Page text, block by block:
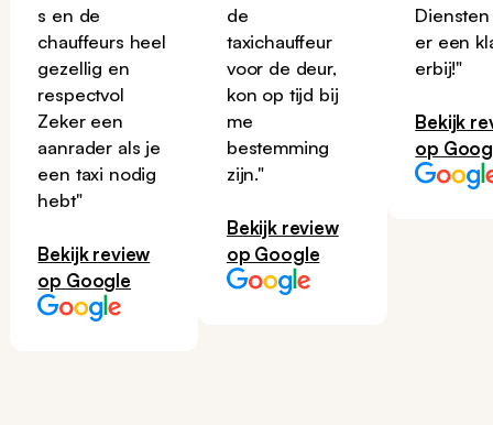
s en de
chauffeurs heel
gezellig en
respectvol
Zeker een
aanrader als je
een taxi nodig
hebt"
Bekijk review
op Google
de
taxichauffeur
voor de deur,
kon op tijd bij
me
bestemming
zijn."
Bekijk review
op Google
er een
erbij!"
Bekijk
op